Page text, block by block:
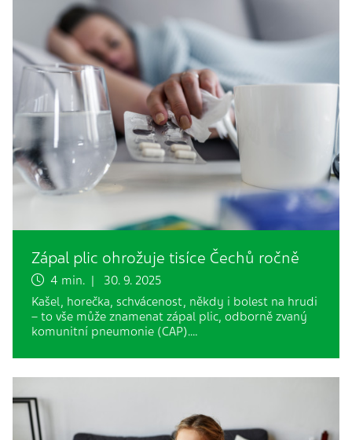
Zápal plic ohrožuje tisíce Čechů ročně
4 min. | 30. 9. 2025
Kašel, horečka, schvácenost, někdy i bolest na hrudi
– to vše může znamenat zápal plic, odborně zvaný
komunitní pneumonie (CAP).…